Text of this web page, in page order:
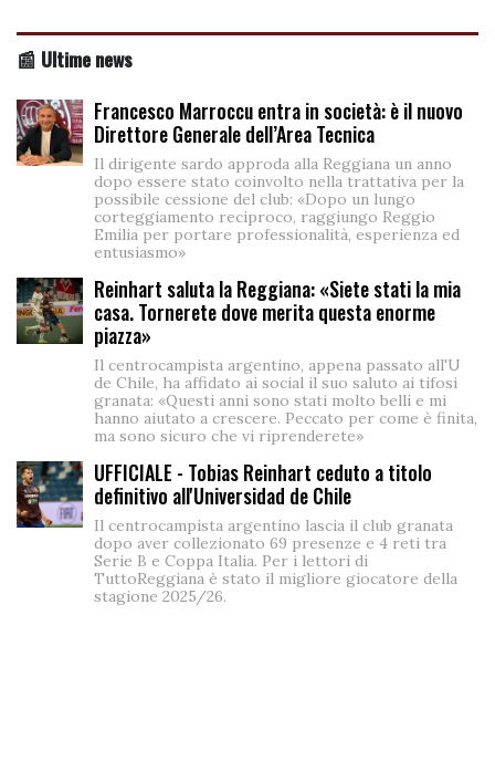
📰 Ultime news
Francesco Marroccu entra in società: è il nuovo
Direttore Generale dell’Area Tecnica
Il dirigente sardo approda alla Reggiana un anno
dopo essere stato coinvolto nella trattativa per la
possibile cessione del club: «Dopo un lungo
corteggiamento reciproco, raggiungo Reggio
Emilia per portare professionalità, esperienza ed
entusiasmo»
Reinhart saluta la Reggiana: «Siete stati la mia
casa. Tornerete dove merita questa enorme
piazza»
Il centrocampista argentino, appena passato all'U
de Chile, ha affidato ai social il suo saluto ai tifosi
granata: «Questi anni sono stati molto belli e mi
hanno aiutato a crescere. Peccato per come è finita,
ma sono sicuro che vi riprenderete»
UFFICIALE - Tobias Reinhart ceduto a titolo
definitivo all'Universidad de Chile
Il centrocampista argentino lascia il club granata
dopo aver collezionato 69 presenze e 4 reti tra
Serie B e Coppa Italia. Per i lettori di
TuttoReggiana è stato il migliore giocatore della
stagione 2025/26.